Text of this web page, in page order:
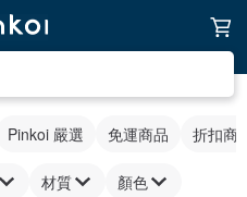
Pinkoi 嚴選 免運商品 折扣商
材質 顏色